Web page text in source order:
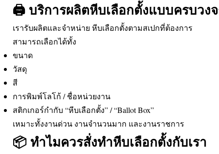
🖨️ บริการผลิตหีบเลือกตั้งแบบครบวง
เรารับผลิตและจำหน่าย หีบเลือกตั้งตามสเปกที่ต้องการ
สามารถเลือกได้ทั้ง
ขนาด
วัสดุ
สี
การพิมพ์โลโก้ / ชื่อหน่วยงาน
สติกเกอร์กำกับ “หีบเลือกตั้ง” / “Ballot Box”
เหมาะทั้งงานด่วน งานจำนวนมาก และงานราชการ
📦 ทำไมควรสั่งทำหีบเลือกตั้งกับเรา